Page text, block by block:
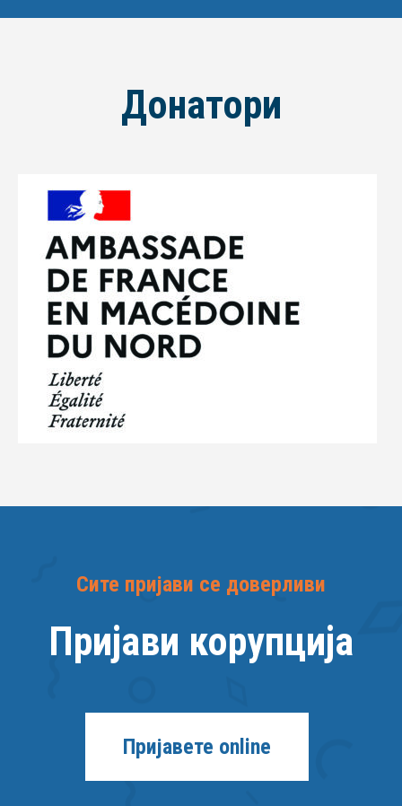
Донатори
Сите пријави се доверливи
Пријави корупција
Пријавете online